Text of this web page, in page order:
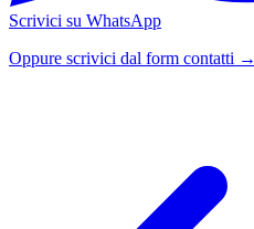
Scrivici su WhatsApp
Oppure scrivici dal form contatti →